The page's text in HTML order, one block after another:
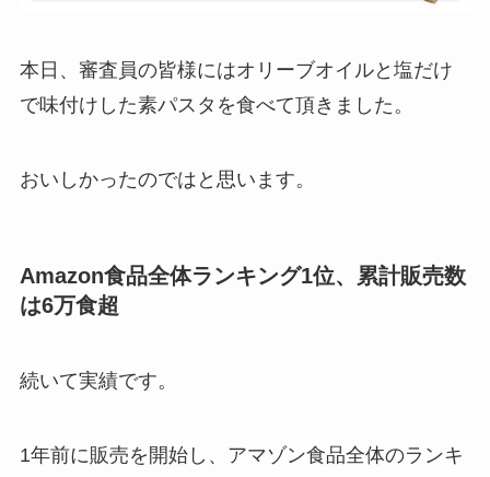
本日、審査員の皆様にはオリーブオイルと塩だけ
で味付けした素パスタを食べて頂きました。
おいしかったのではと思います。
Amazon食品全体ランキング1位、累計販売数
は6万食超
続いて実績です。
1年前に販売を開始し、アマゾン食品全体のランキ